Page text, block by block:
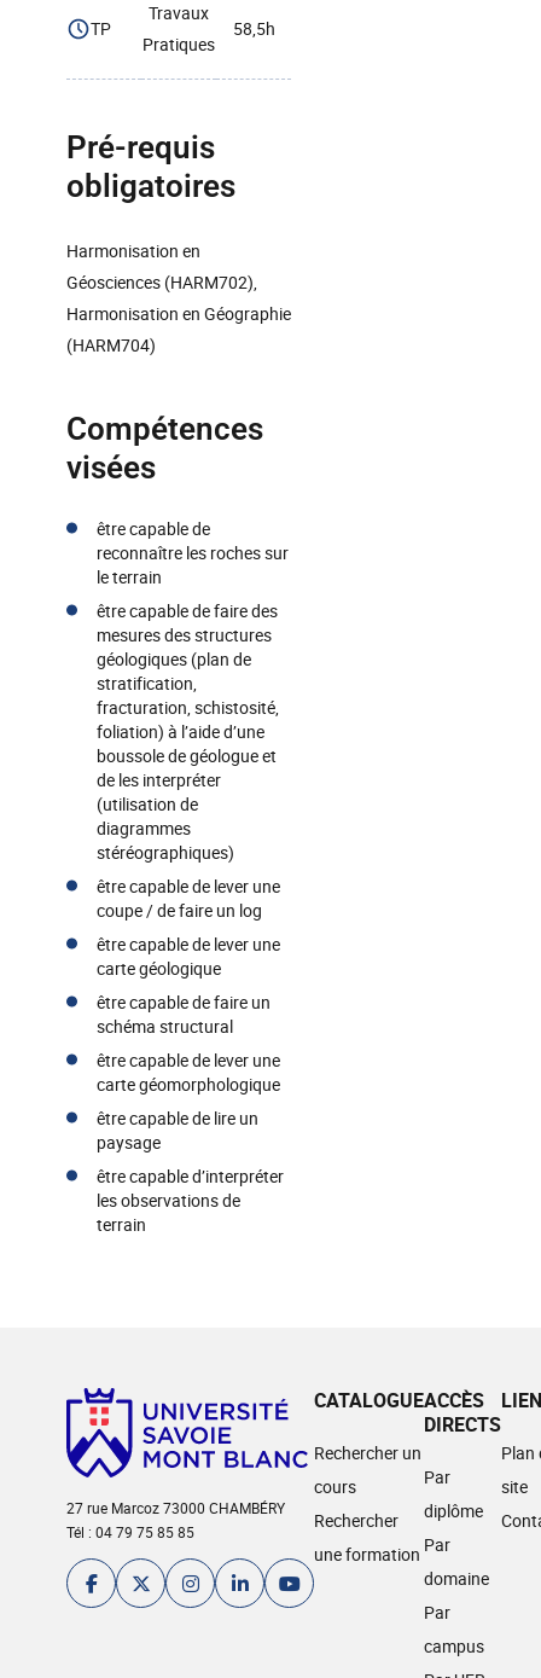
TP
Travaux
Pratiques
58,5h
Pré-requis
obligatoires
Harmonisation en
Géosciences (HARM702),
Harmonisation en Géographie
(HARM704)
Compétences
visées
être capable de
reconnaître les roches sur
le terrain
être capable de faire des
mesures des structures
géologiques (plan de
stratification,
fracturation, schistosité,
foliation) à l’aide d’une
boussole de géologue et
de les interpréter
(utilisation de
diagrammes
stéréographiques)
être capable de lever une
coupe / de faire un log
être capable de lever une
carte géologique
être capable de faire un
schéma structural
être capable de lever une
carte géomorphologique
être capable de lire un
paysage
être capable d’interpréter
les observations de
terrain
27 rue Marcoz 73000 CHAMBÉRY
Tél : 04 79 75 85 85
CATALOGUE
Rechercher un
cours
Rechercher
une formation
ACCÈS
DIRECTS
Par
diplôme
Par
domaine
Par
campus
Plan
site